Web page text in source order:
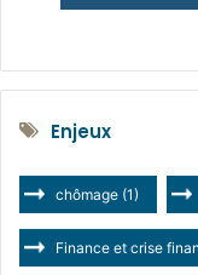
Enjeux
chômage (1)
Finance et crise